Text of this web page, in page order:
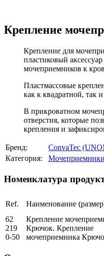
Крепление
Крепление для
пластиковый
мочеприемников к
Пластмассовые
как к квадратной, так
В прикроватном
отверстия, которые
крепления и
Бренд:
ConvaTec
Категория:
Мочеприемники
Номенклатура
Ref. Наименование
62
219
0-50
Крепление
Крючок. Крепление
мочеприемника